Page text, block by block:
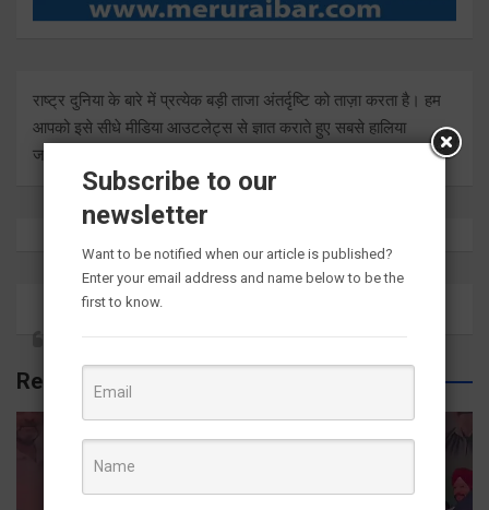
राष्ट्र दुनिया के बारे में प्रत्येक बड़ी ताजा अंतर्दृष्टि को ताज़ा करता है। हम
आपको इसे सीधे मीडिया आउटलेट्स से ज्ञात कराते हुए सबसे हालिया
जानकारी देते हैं।
Related Posts
Subscribe to our
newsletter
Want to be notified when our article is published?
Enter your email address and name below to be the
first to know.